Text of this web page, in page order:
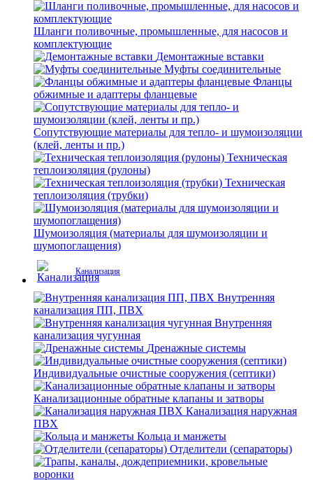
Шланги поливочные, промышленные, для насосов и
комплектующие
Демонтажные вставки
Муфты соединительные
Фланцы
обжимные и адаптеры фланцевые
Сопутствующие материалы для тепло- и шумоизоляции
(клей, ленты и пр.)
Техническая
теплоизоляция (рулоны)
Техническая
теплоизоляция (трубки)
Шумоизоляция (материалы для шумоизоляции и
шумопоглащения)
Канализация
Внутренняя
канализация ПП, ПВХ
Внутренняя
канализация чугунная
Дренажные системы
Индивидуальные очистные сооружения (септики)
Канализационные обратные клапаны и затворы
Канализация наружная
ПВХ
Кольца и манжеты
Отделители (сепараторы)